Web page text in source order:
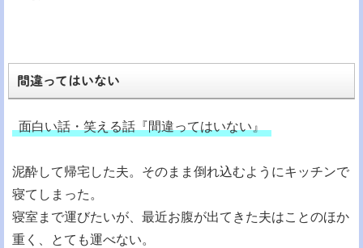
間違ってはいない
面白い話・笑える話『間違ってはいない』
泥酔して帰宅した夫。そのまま倒れ込むようにキッチンで
寝てしまった。
寝室まで運びたいが、最近お腹が出てきた夫はことのほか
重く、とても運べない。